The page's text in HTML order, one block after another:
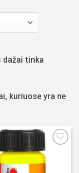
dažai tinka
kuriuose yra ne